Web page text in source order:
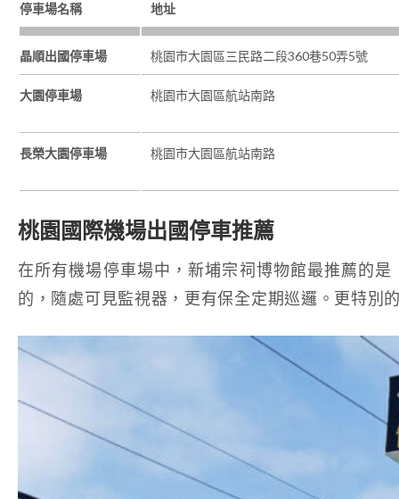
停車場名稱 地址
晶順出國停車場 桃園市大園區三民路二段360巷50弄5號
大園停車場 桃園市大園區航站南路
長榮大園停車場 桃園市大園區航站南路
桃園國際機場出國停車推薦
在所有機場停車場中，新埔宗祠博物館最推薦的
的，隨處可見監視器，更有保全定期巡邏。更特別